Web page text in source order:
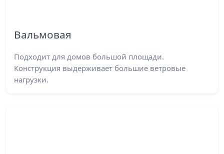
Вальмовая
Подходит для домов большой площади.
Конструкция выдерживает большие ветровые
нагрузки.